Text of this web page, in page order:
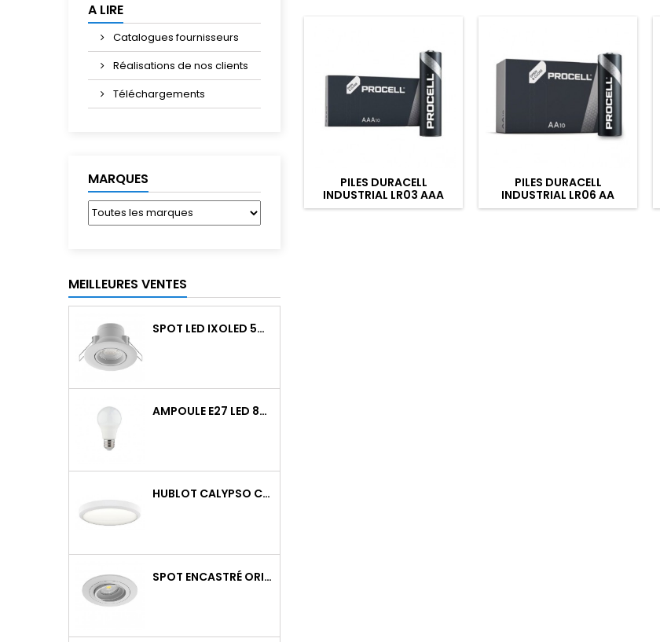
A LIRE
Catalogues fournisseurs
Réalisations de nos clients
Téléchargements
MARQUES
MEILLEURES VENTES
SPOT LED IXOLED 5W ORIENTABLE CCT DIMMABLE 600LM IP65 BLANC BBC
AMPOULE E27 LED 8W RAPID PRO V2 4000K 810LM
HUBLOT CALYPSO CCT 9-18W 2000LM ON/OFF IK10 BLANC
SPOT ENCASTRÉ ORIENTABLE WATTO GU10 AUTO BLANC
PILES DURACELL
INDUSTRIAL LR03 AAA
PACK DE 10
PILES DURACELL
INDUSTRIAL LR06 AA
PACK DE 10